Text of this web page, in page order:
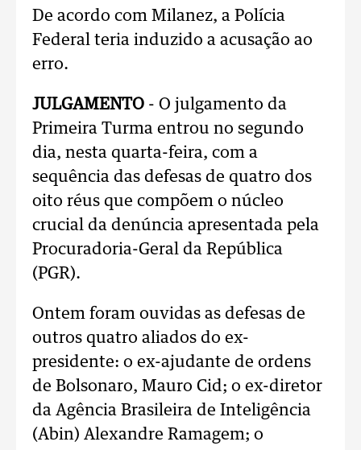
De acordo com Milanez, a Polícia
Federal teria induzido a acusação ao
erro.
JULGAMENTO - O julgamento da
Primeira Turma entrou no segundo
dia, nesta quarta-feira, com a
sequência das defesas de quatro dos
oito réus que compõem o núcleo
crucial da denúncia apresentada pela
Procuradoria-Geral da República
(PGR).
Ontem foram ouvidas as defesas de
outros quatro aliados do ex-
presidente: o ex-ajudante de ordens
de Bolsonaro, Mauro Cid; o ex-diretor
da Agência Brasileira de Inteligência
(Abin) Alexandre Ramagem; o